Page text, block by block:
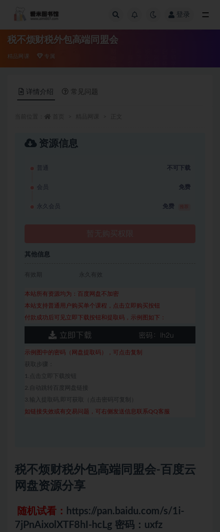
登录
税不烦财税外包高端同盟会
精品网课 专属
详情介绍 常见问题
资源信息
普通 不可下载
会员 免费
永久会员 免费
其他信息
有效期 永久有效
本站所有资源均为：百度网盘不加密
本站支持普通用户购买单个课程，点击立即购买按钮
付款成功后可见立即下载按钮和提取码，示例图如下：
示例图中的密码（网盘提取码），可点击复制
获取步骤：
1.点击立即下载按钮
2.自动跳转百度网盘链接
3.输入提取码,即可获取（点击密码可复制）
如链接失效或有交易问题，可右侧发送信息联系QQ客服
税不烦财税外包高端同盟会-百度云
网盘资源分享
随机试看： https://pan.baidu.com/s/1i-
7jPnAixolXTF8hI-hcLg 密码：uxfz